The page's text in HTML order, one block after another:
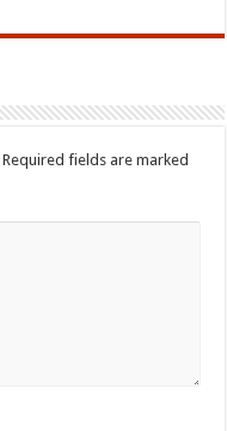
Required fields are marked